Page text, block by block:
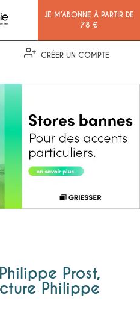
JE M’ABONNE À PARTIR DE
78 €
CRÉER UN COMPTE
Prost,
Philippe